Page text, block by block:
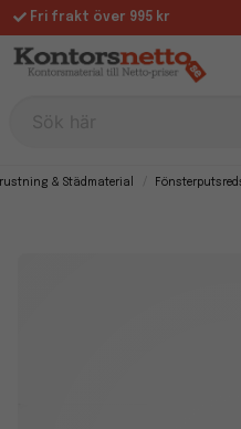
Fri frakt över 995 kr
Allt för din arbetsplats sedan
& Städmaterial